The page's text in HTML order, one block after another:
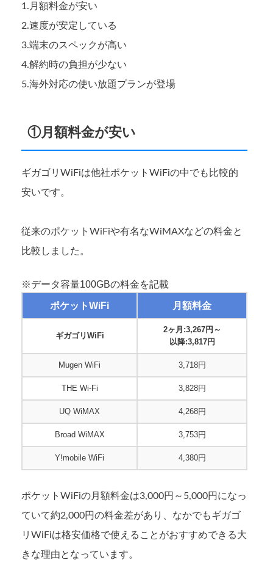
1.月額料金が安い
2.速度が安定している
3.端末のスペックが高い
4.解約時の負担が少ない
5.海外対応の使い放題プランが登場
①月額料金が安い
ギガゴリWiFiは他社ポケットWiFiの中でも比較的
安いです。
従来のポケットWiFiや有名なWiMAXなどの料金と
比較しました。
※データ容量100GBの料金を記載
ポケットWiFi 月額料金
ギガゴリWiFi
2ヶ月:3,267円～
以降:3,817円
Mugen WiFi 3,718円
THE Wi-Fi 3,828円
UQ WiMAX 4,268円
Broad WiMAX 3,753円
Y!mobile WiFi 4,380円
ポケットWiFiの月額料金は3,000円～5,000円になっ
ていて約2,000円の料金差があり、なかでもギガゴ
リWiFiは格安価格で使えることがおすすめできる大
きな理由となっています。